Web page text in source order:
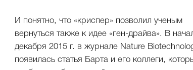
И понятно, что «криспер» позволил ученым
вернуться также к идее «ген-драйва». В
декабря 2015 г. в журнале Nature
появилась статья Барта и его коллеги,